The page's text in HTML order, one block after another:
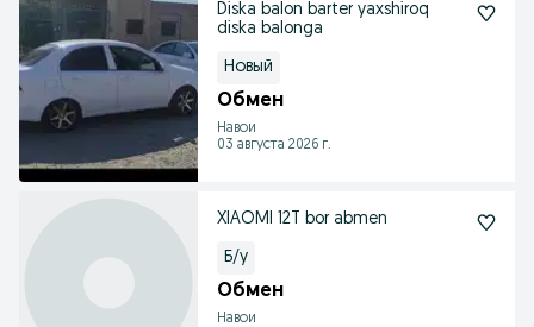
Diska balon barter yaxshiroq
diska balonga
Новый
Обмен
Навои
03 августа 2026 г.
XIAOMI 12T bor abmen
Б/у
Обмен
Навои